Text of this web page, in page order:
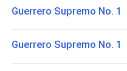
Guerrero Supremo No.
Guerrero Supremo No.